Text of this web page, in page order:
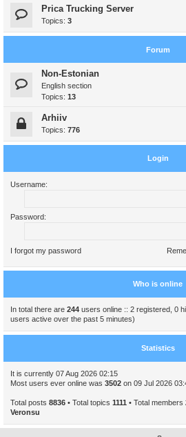
Prica Trucking Server
Topics: 3
Forum
Non-Estonian
English section
Topics: 13
Arhiiv
Topics: 776
Login
Username:
Password:
I forgot my password
Who is online
In total there are 244 users online :: 2 registered, 0
users active over the past 5 minutes)
Statistics
It is currently 07 Aug 2026 02:15
Most users ever online was 3502 on 09 Jul 2026
Total posts 8836 • Total topics 1111 • Total members
Veronsu